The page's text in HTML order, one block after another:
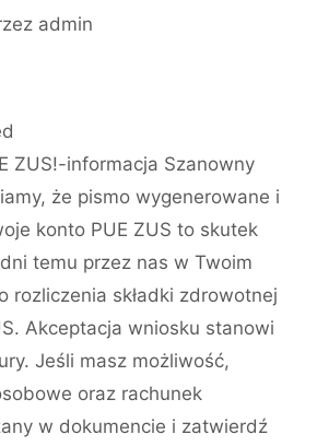
admin
ZUS!-informacja Szanowny
że pismo wygenerowane i
konto PUE ZUS to skutek
temu przez nas w Twoim
rozliczenia składki zdrowotnej
Akceptacja wniosku stanowi
Jeśli masz możliwość,
oraz rachunek
w dokumencie i zatwierdź